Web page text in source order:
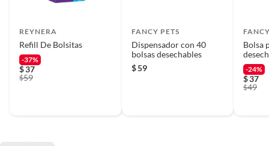
REYNERA
Refill De Bolsitas
-37%
$37
$59
FANCY PETS
Dispensador con 40
bolsas desechables
$59
Bolsa
pzas
-24%
$37
$49